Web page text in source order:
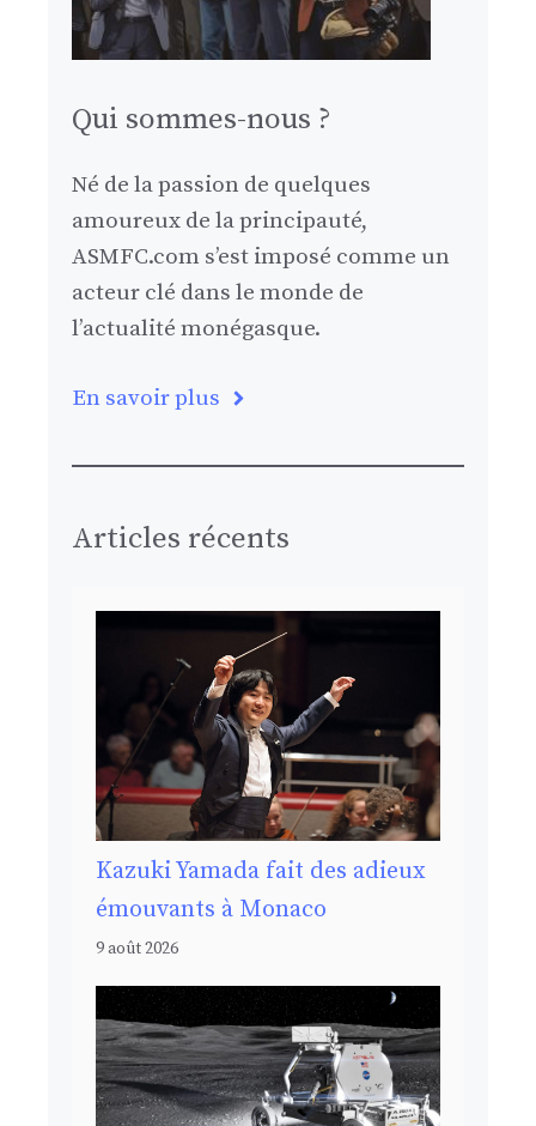
Qui sommes-nous ?
Né de la passion de quelques
amoureux de la principauté,
ASMFC.com s’est imposé comme un
acteur clé dans le monde de
l’actualité monégasque.
En savoir plus
Articles récents
Kazuki Yamada fait des adieux
émouvants à Monaco
9 août 2026